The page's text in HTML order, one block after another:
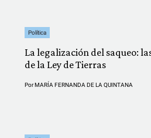
Política
La legalización del saqueo:
de la Ley de Tierras
PorMARÍA FERNANDA DE LA QUINTANA